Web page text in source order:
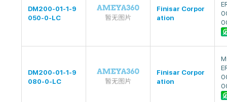
DM200-01-1-9
050-0-LC
Finisar Corpor
ation
DM200-01-1-9
080-0-LC
Finisar Corpor
ation